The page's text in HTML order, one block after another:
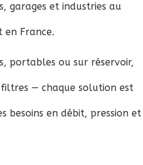
garages et industries au
en France.
portables ou sur réservoir,
filtres — chaque solution est
besoins en débit, pression et